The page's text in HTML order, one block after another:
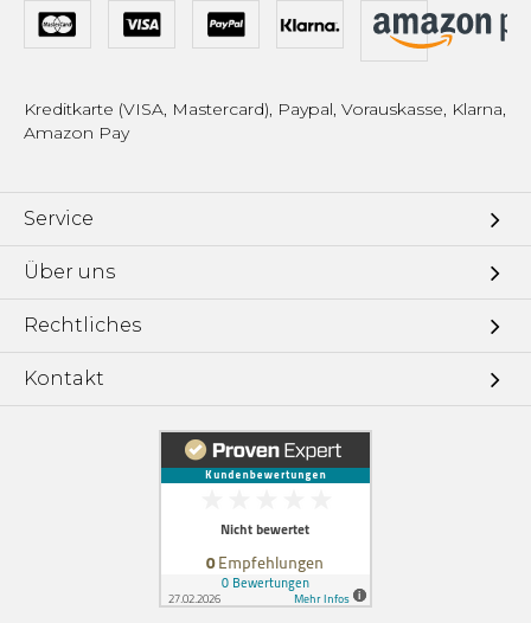
Kreditkarte (VISA, Mastercard), Paypal, Vorauskasse, Klarna,
Amazon Pay
Service
Über uns
Rechtliches
Kontakt